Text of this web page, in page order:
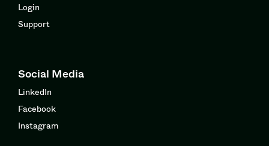
Login
Support
Social Media
LinkedIn
Facebook
Instagram